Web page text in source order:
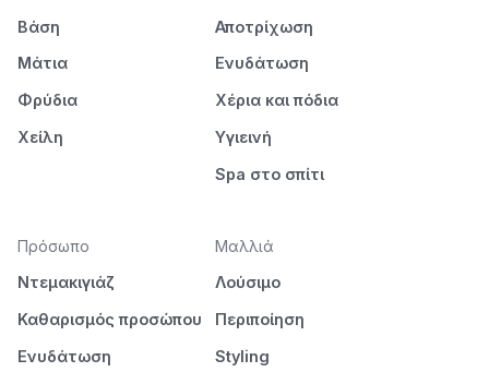
Βάση
Μάτια
Φρύδια
Χείλη
Αποτρίχωση
Ενυδάτωση
Χέρια και πόδια
Υγιεινή
Spa στο σπίτι
Πρόσωπο
Ντεμακιγιάζ
Καθαρισμός προσώπου
Ενυδάτωση
Μαλλιά
Λούσιμο
Περιποίηση
Styling